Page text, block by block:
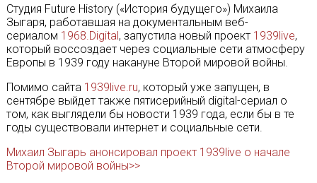
Студия Future History («История будущего») Михаила
Зыгаря, работавшая на документальным веб-
сериалом 1968.Digital, запустила новый проект 1939live,
который воссоздает через социальные сети атмосферу
Европы в 1939 году накануне Второй мировой войны.
Помимо сайта 1939live.ru, который уже запущен, в
сентябре выйдет также пятисерийный digital-сериал о
том, как выглядели бы новости 1939 года, если бы в те
годы существовали интернет и социальные сети.
Михаил Зыгарь анонсировал проект 1939live о начале
Второй мировой войны>>